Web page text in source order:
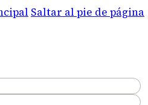
Saltar al pie de página